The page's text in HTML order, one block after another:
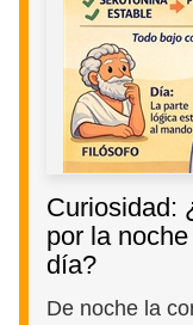
Curiosidad:
por la
día?
De noche la